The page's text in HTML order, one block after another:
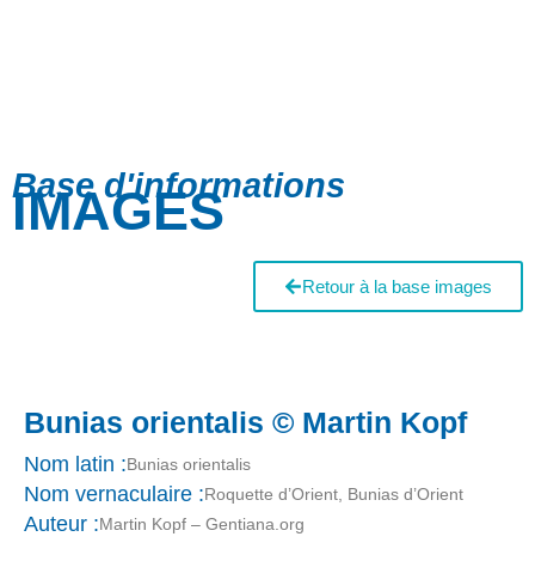
Base d'informations
IMAGES
Retour à la base images
Bunias orientalis © Martin Kopf
Nom latin :Bunias orientalis
Nom vernaculaire :Roquette d’Orient, Bunias d’Orient
Auteur :Martin Kopf – Gentiana.org